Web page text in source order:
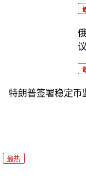
议
特朗普签署稳定币
最热